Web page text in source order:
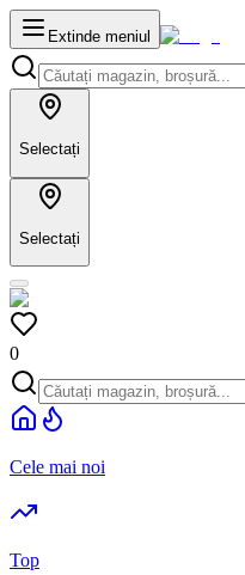
Extinde meniul
Selectați
Selectați
0
Cele mai noi
Top